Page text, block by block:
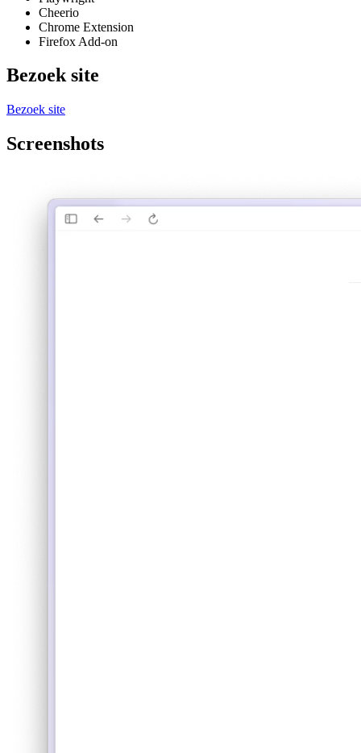
Cheerio
Chrome Extension
Firefox Add-on
Bezoek site
Bezoek site
Screenshots